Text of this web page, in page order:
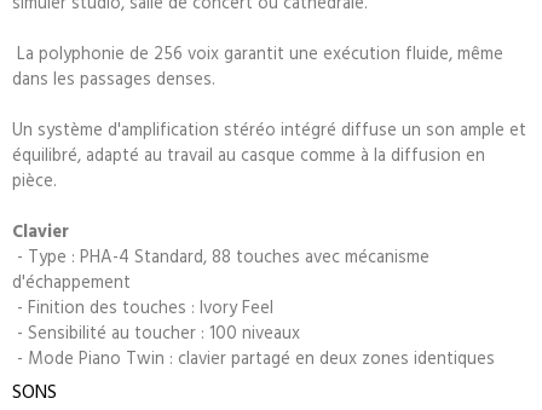
La polyphonie de 256 voix garantit une exécution fluide, même
dans les passages denses.
Un système d'amplification stéréo intégré diffuse un son ample et
équilibré, adapté au travail au casque comme à la diffusion en
pièce.
Clavier
- Type : PHA-4 Standard, 88 touches avec mécanisme
d'échappement
- Finition des touches : Ivory Feel
- Sensibilité au toucher : 100 niveaux
- Mode Piano Twin : clavier partagé en deux zones identiques
SONS